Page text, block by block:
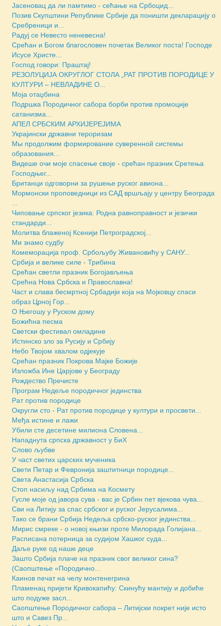
Јасеновац да ли памтимо - сећање на Србоцид...
Позив Скупштини Републике Србије да поништи декларацију о
Сребреници и...
Радуј се Невесто неневесна!
Срећан и Богом благословен почетак Великог поста! Господе
Исусе Христе...
Господ говори: Праштај!
РЕЗОЛУЦИЈА ОКРУГЛОГ СТОЛА „РАТ ПРОТИВ ПОРОДИЦЕ У
КУЛТУРИ – НЕВЛАДИНЕ О...
Моја отаџбина
Подршка Породичног сабора борби против промоције
сатанизма...
АПЕЛ СРБСКИМ АРХИЈЕРЕЈИМА
Украјински државни тероризам
Мы продолжим формирование суверенной системы
образования...
Видеше очи моје спасење своје - срећан празник Сретења
Господњег...
Британци одговорни за рушење руског авиона...
Мормонски проповедници из САД вршљају у центру Београда
Чиповање српског језика: Родна равноправност и језички
стандарди...
Молитва блаженој Ксенији Петроградској...
Ми знамо судбу
Комеморација проф. Србољубу Живановићу у САНУ...
Србија и велике силе - Трибина
Срећан светли празник Богојављења
Срећна Нова Србска и Православна!
Част и слава бесмртној Србадији која на Мојковцу спаси
образ Црној Гор...
О Његошу у Руском дому
Божићна песма
Светски фестивал омладине
Истинско зло за Русију и Србију
Небо Твојом хвалом одјекује
Срећан празник Покрова Мајке Божије
Изложба Ине Царјове у Београду
Рождество Пречисте
Програм Недеље породичног јединства
Рат против породице
Округли сто - Рат против породице у култури и просвети...
Међа истине и лажи
Убили сте десетине милиона Словена...
Нападнута српска државност у БиХ
Слово љубве
У част светих царских мученика
Свети Петар и Февронија заштитници породице...
Света Анастасија Србска
Стоп насиљу над Србима на Космету
Гусле моје од јавора сува - вас је Србин пет вјекова чува...
Сви на Литију за спас србског и руског Јерусалима...
Тако се брани Србија Недеља србско-руског јединства...
Мирис смреке - о новој књизи проте Милорада Голијана...
Расписана потерница за судијом Хашког суда...
Даље руке од наше деце
Зашто Србија плаче на празник свог великог сина?
(Саопштење «Породично...
Каинов печат на челу монтенегрина
Пламенац пријети Кривокапићу: Скинућу мантију и добиће
што подуже засл...
Саопштење Породичног сабора – Литијски покрет није исто
што и Савез Пр...